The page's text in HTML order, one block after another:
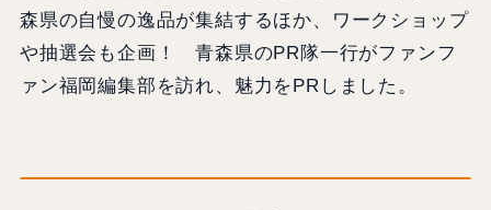
森県の自慢の逸品が集結するほか、ワークショップ
や抽選会も企画！ 青森県のPR隊一行がファンフ
ァン福岡編集部を訪れ、魅力をPRしました。